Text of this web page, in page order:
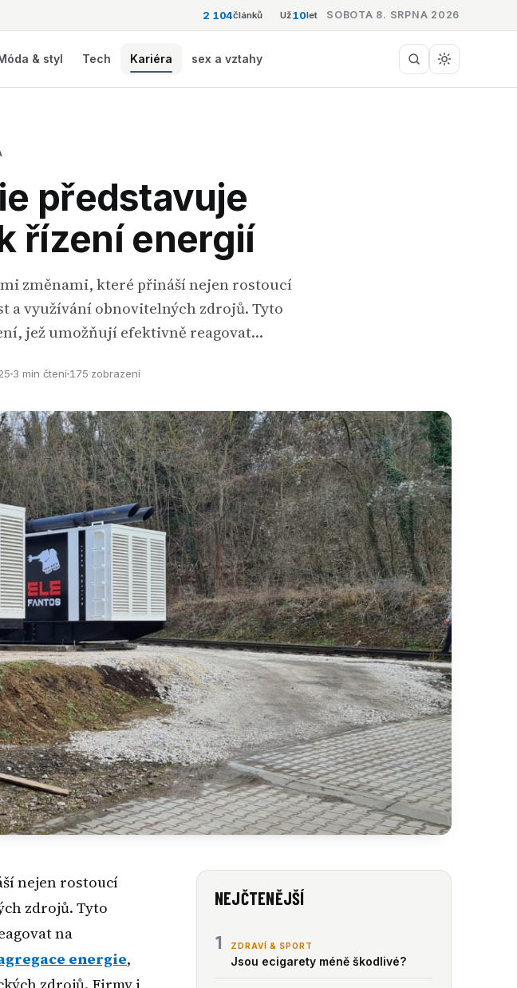
2 104článků Už10let SOBOTA 8. SRPNA 2026
& styl Tech Kariéra sex a vztahy
představuje
řízení energií
změnami, které přináší nejen rostoucí
a využívání obnovitelných zdrojů. Tyto
jež umožňují efektivně reagovat…
3 min čtení 175 zobrazení
nejen rostoucí
zdrojů. Tyto
na
energie,
NEJČTENĚJŠÍ
1 ZDRAVÍ & SPORT
Jsou ecigarety méně škodlivé?